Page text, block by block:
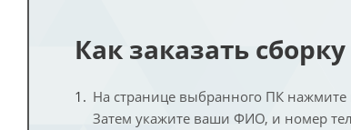
Как заказать
На странице выбранного ПК нажмите
Затем укажите ваши ФИО, и номер